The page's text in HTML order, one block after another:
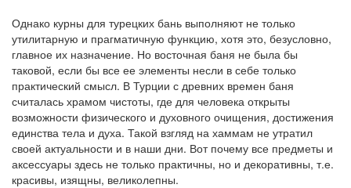
Однако курны для турецких бань выполняют не только
утилитарную и прагматичную функцию, хотя это, безусловно,
главное их назначение. Но восточная баня не была бы
таковой, если бы все ее элементы несли в себе только
практический смысл. В Турции с древних времен баня
считалась храмом чистоты, где для человека открыты
возможности физического и духовного очищения, достижения
единства тела и духа. Такой взгляд на хаммам не утратил
своей актуальности и в наши дни. Вот почему все предметы и
аксессуары здесь не только практичны, но и декоративны, т.е.
красивы, изящны, великолепны.